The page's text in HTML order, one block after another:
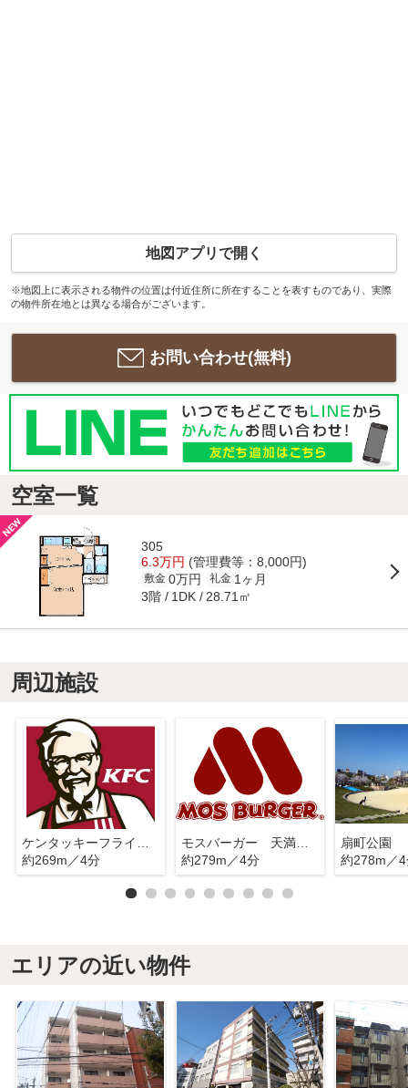
地図アプリで開く
※地図上に表示される物件の位置は付近住所に所在することを表すものであり、実際
の物件所在地とは異なる場合がございます。
お問い合わせ(無料)
空室一覧
305
6.3万円 (管理費等：8,000円)
敷金 0万円 礼金 1ヶ月
3階 1DK 28.71㎡
周辺施設
約269m／4分
モスバーガー 天満関西テレビ前店
約279m／4分
扇町公園
約278m／
エリアの近い物件